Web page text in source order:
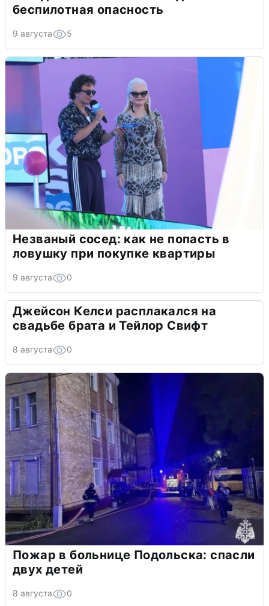
беспилотная опасность
9 августа 5
Незваный сосед: как не попасть в
ловушку при покупке квартиры
9 августа 0
Джейсон Келси расплакался на
свадьбе брата и Тейлор Свифт
8 августа 0
Пожар в больнице Подольска: спасли
двух детей
8 августа 0